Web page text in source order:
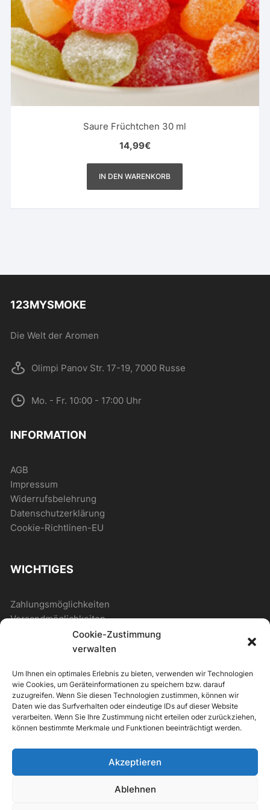
Cookie-Zustimmung
verwalten
Um Ihnen ein optimales Erlebnis zu bieten, verwenden wir Technologien
wie Cookies, um Geräteinformationen zu speichern bzw. darauf
zuzugreifen. Wenn Sie diesen Technologien zustimmen, können wir
Daten wie das Surfverhalten oder eindeutige IDs auf dieser Website
verarbeiten. Wenn Sie Ihre Zustimmung nicht erteilen oder zurückziehen,
können bestimmte Merkmale und Funktionen beeinträchtigt werden.
Akzeptieren
Ablehnen
Saure Früchtchen 30 ml
14,99€
IN DEN WARENKORB
123MYSMOKE
Die Welt der Aromen
Olimpi Panov Str. 17-19, 7000 Russe
Mo. - Fr. 10:00 - 17:00 Uhr
INFORMATION
AGB
Impressum
Widerrufsbelehrung
Datenschutzerklärung
Cookie-Richtlinen-EU
WICHTIGES
Zahlungsmöglichkeiten
Versandmöglichkeiten
Kontakt
Newsletter
IPV-EUROPE
Alle Preise inkl. der gesetzlichen MwSt.